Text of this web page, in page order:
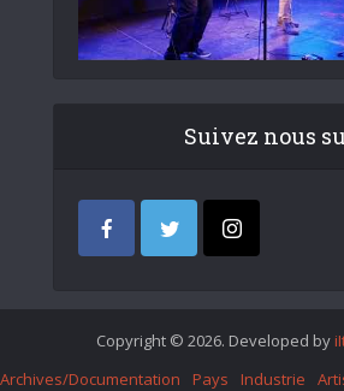
Suivez nous
Copyright © 2026. Developed by
Archives/Documentation
Pays Industrie